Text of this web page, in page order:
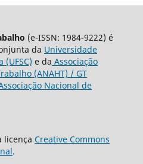
(e-ISSN: 1984-9222) é
da Universidade
(UFSC) e da Associação
(ANAHT) / GT
Nacional de
licença Creative Commons
.